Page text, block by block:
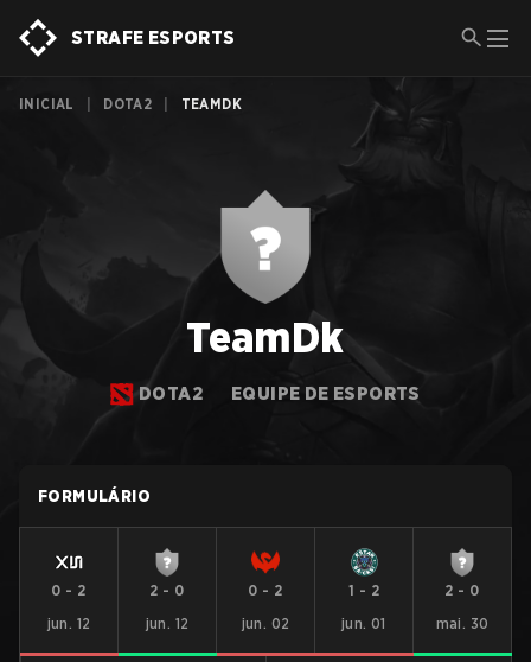
STRAFE ESPORTS
INICIAL DOTA2 TEAMDK
TeamDk
DOTA2 EQUIPE DE ESPORTS
FORMULÁRIO
0 - 2
jun. 12
2 - 0
jun. 12
0 - 2
jun. 02
1 - 2
jun. 01
2 - 0
mai. 30